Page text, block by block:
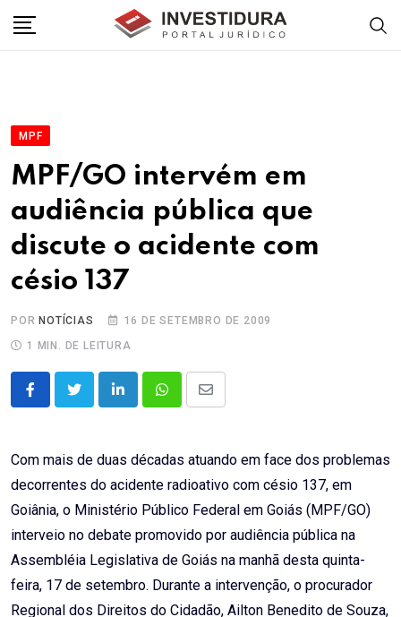
MPF
MPF/GO intervém em
audiência pública que
discute o acidente com
césio 137
POR NOTÍCIAS
16 DE SETEMBRO DE 2009
1 MIN. DE LEITURA
LinkedInWhatsappShare
Email
Com mais de duas décadas atuando em face dos problemas
decorrentes do acidente radioativo com césio 137, em
Goiânia, o Ministério Público Federal em Goiás (MPF/GO)
interveio no debate promovido por audiência pública na
Assembléia Legislativa de Goiás na manhã desta quinta-
feira, 17 de setembro. Durante a intervenção, o procurador
Regional dos Direitos do Cidadão, Ailton Benedito de Souza,